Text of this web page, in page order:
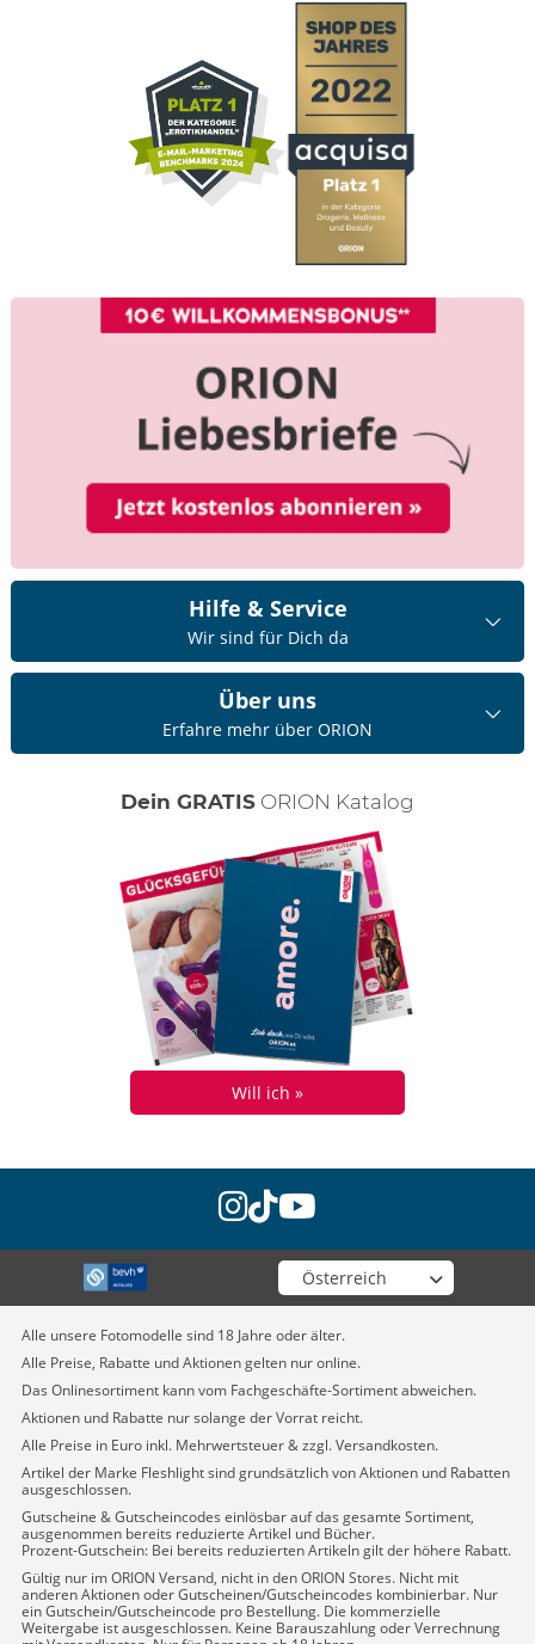
Hilfe & Service
Wir sind für Dich da
Über uns
Erfahre mehr über ORION
Dein GRATIS ORION Katalog
Will ich »
instagram
tiktok
youtube
Wähle deinen Shop
Alle unsere Fotomodelle sind 18 Jahre oder älter.
Alle Preise, Rabatte und Aktionen gelten nur online.
Das Onlinesortiment kann vom Fachgeschäfte-Sortiment abweichen.
Aktionen und Rabatte nur solange der Vorrat reicht.
Alle Preise in Euro inkl. Mehrwertsteuer & zzgl. Versandkosten.
Artikel der Marke Fleshlight sind grundsätzlich von Aktionen und Rabatten
ausgeschlossen.
Gutscheine & Gutscheincodes einlösbar auf das gesamte Sortiment,
ausgenommen bereits reduzierte Artikel und Bücher.
Prozent-Gutschein: Bei bereits reduzierten Artikeln gilt der höhere Rabatt.
Gültig nur im ORION Versand, nicht in den ORION Stores. Nicht mit
anderen Aktionen oder Gutscheinen/Gutscheincodes kombinierbar. Nur
ein Gutschein/Gutscheincode pro Bestellung. Die kommerzielle
Weitergabe ist ausgeschlossen. Keine Barauszahlung oder Verrechnung